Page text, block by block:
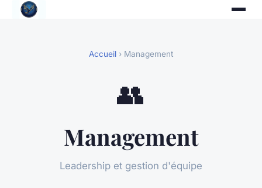
Accueil › Management
👥
Management
Leadership et gestion d'équipe